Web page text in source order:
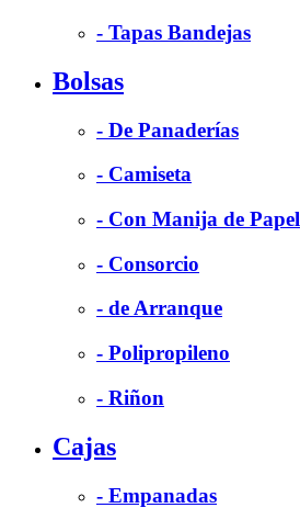
- Tapas Bandejas
Bolsas
- De Panaderías
- Camiseta
- Con Manija de Papel
- Consorcio
- de Arranque
- Polipropileno
- Riñon
Cajas
- Empanadas